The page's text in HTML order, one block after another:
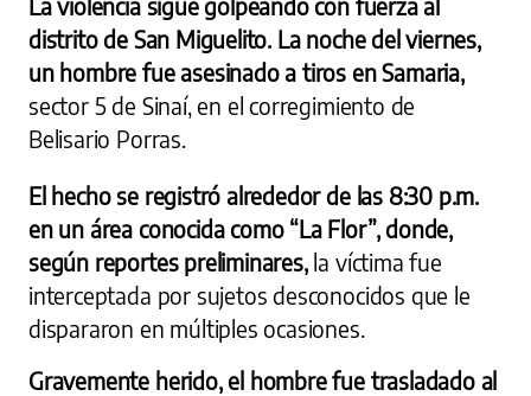
distrito de San Miguelito. La noche del viernes,
un hombre fue asesinado a tiros en Samaria,
sector 5 de Sinaí, en el corregimiento de
Belisario Porras.
El hecho se registró alrededor de las 8:30 p.m.
en un área conocida como “La Flor”, donde,
según reportes preliminares,la víctima fue
interceptada por sujetos desconocidos que le
dispararon en múltiples ocasiones.
Gravemente herido, el hombre fue trasladado al